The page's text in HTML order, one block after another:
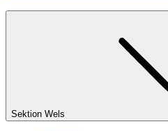
Sektion Wels